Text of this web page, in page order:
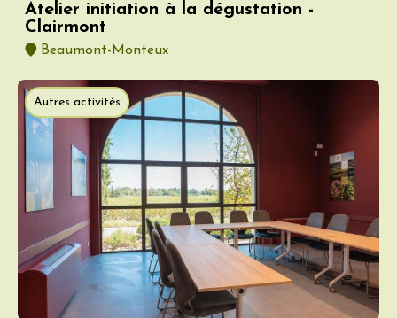
Atelier initiation à la dégustation -
Clairmont
Beaumont-Monteux
Autres activités